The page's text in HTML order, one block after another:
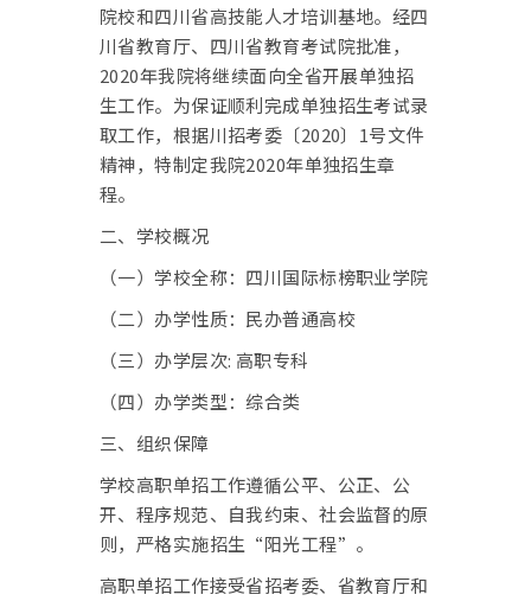
院校和四川省高技能人才培训基地。经四
川省教育厅、四川省教育考试院批准，
2020年我院将继续面向全省开展单独招
生工作。为保证顺利完成单独招生考试录
取工作，根据川招考委〔2020〕1号文件
精神，特制定我院2020年单独招生章
程。
二、学校概况
（一）学校全称：四川国际标榜职业学院
（二）办学性质：民办普通高校
（三）办学层次: 高职专科
（四）办学类型：综合类
三、组织保障
学校高职单招工作遵循公平、公正、公
开、程序规范、自我约束、社会监督的原
则，严格实施招生“阳光工程”。
高职单招工作接受省招考委、省教育厅和